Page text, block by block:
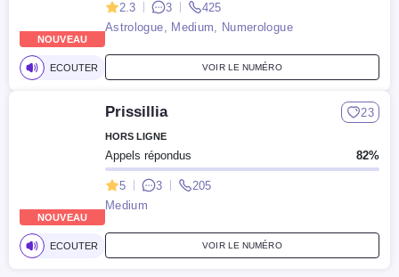
NOUVEAU
2.3 3
425
Astrologue, Medium, Numerologue
ECOUTER VOIR LE NUMÉRO
NOUVEAU
Prissillia 23
HORS LIGNE
Appels répondus 82%
5 3
205
Medium
ECOUTER VOIR LE NUMÉRO